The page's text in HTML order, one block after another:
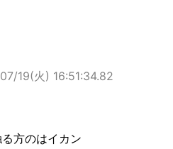
19(火) 16:51:34.82
方のはイカン